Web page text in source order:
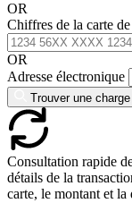
OR
Chiffres de la carte
OR
Adresse électronique
Trouver une charge
Consultation rapide
détails de la
carte, le montant et la